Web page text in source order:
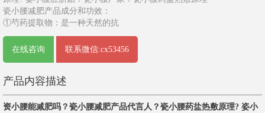
瓷小腰减肥产品成分和功效：
①芍药提取物：是一种天然的抗
在线咨询 联系微信:cx53456
产品内容描述
资小腰能减肥吗？瓷小腰减肥产品代言人？瓷小腰药盐热敷原理? 姿小